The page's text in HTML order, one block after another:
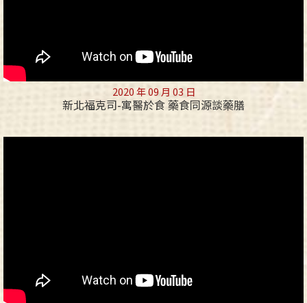
2020 年 09 月 03 日
新北福克司-寓醫於食 藥食同源談藥膳